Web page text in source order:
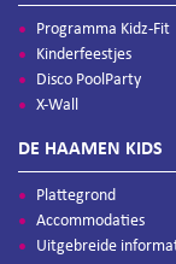
Programma Kidz-Fit
Kinderfeestjes
Disco PoolParty
X-Wall
DE HAAMEN KIDS
Plattegrond
Accommodaties
Uitgebreide